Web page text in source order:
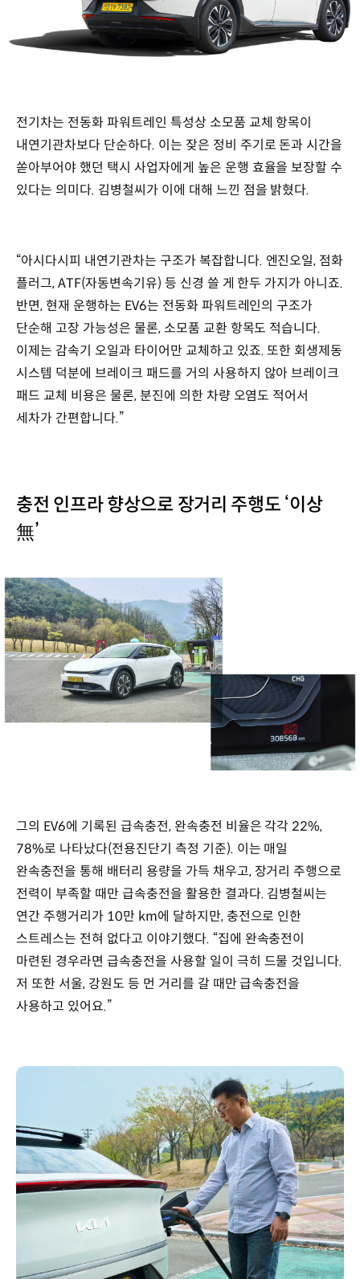
전기차는 전동화 파워트레인 특성상 소모품 교체 항목이
내연기관차보다 단순하다. 이는 잦은 정비 주기로 돈과 시간을
쏟아부어야 했던 택시 사업자에게 높은 운행 효율을 보장할 수
있다는 의미다. 김병철씨가 이에 대해 느낀 점을 밝혔다.
“아시다시피 내연기관차는 구조가 복잡합니다. 엔진오일, 점화
플러그, ATF(자동변속기유) 등 신경 쓸 게 한두 가지가 아니죠.
반면, 현재 운행하는 EV6는 전동화 파워트레인의 구조가
단순해 고장 가능성은 물론, 소모품 교환 항목도 적습니다.
이제는 감속기 오일과 타이어만 교체하고 있죠. 또한 회생제동
시스템 덕분에 브레이크 패드를 거의 사용하지 않아 브레이크
패드 교체 비용은 물론, 분진에 의한 차량 오염도 적어서
세차가 간편합니다.”
충전 인프라 향상으로 장거리 주행도 ‘이상
無’
그의 EV6에 기록된 급속충전, 완속충전 비율은 각각 22%,
78%로 나타났다(전용진단기 측정 기준). 이는 매일
완속충전을 통해 배터리 용량을 가득 채우고, 장거리 주행으로
전력이 부족할 때만 급속충전을 활용한 결과다. 김병철씨는
연간 주행거리가 10만 km에 달하지만, 충전으로 인한
스트레스는 전혀 없다고 이야기했다. “집에 완속충전이
마련된 경우라면 급속충전을 사용할 일이 극히 드물 것입니다.
저 또한 서울, 강원도 등 먼 거리를 갈 때만 급속충전을
사용하고 있어요.”